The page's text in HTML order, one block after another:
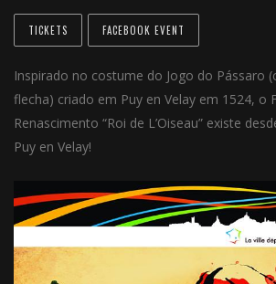
TICKETS FACEBOOK EVENT
Inspirado no costume do Jogo do Pássaro
flecha) criado em Puy en Velay em 1524, o
Renascimento “Roi de L’Oiseau” existe
Puy en Velay!